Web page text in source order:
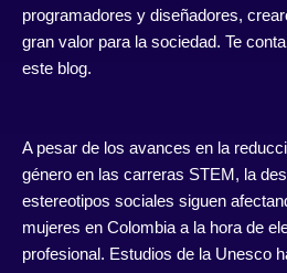
programadores y diseñadores,
gran valor para la sociedad. Te
este blog.
A pesar de los avances en la
género en las carreras STEM, la
estereotipos sociales siguen
mujeres en Colombia a la hora de
profesional. Estudios de la Unesco